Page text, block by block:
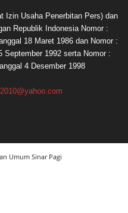
Izin Usaha Penerbitan Pers) dan
Republik Indonesia Nomor :
18 Maret 1986 dan Nomor :
September 1992 serta Nomor :
4 Desember 1998
Umum Sinar Pagi